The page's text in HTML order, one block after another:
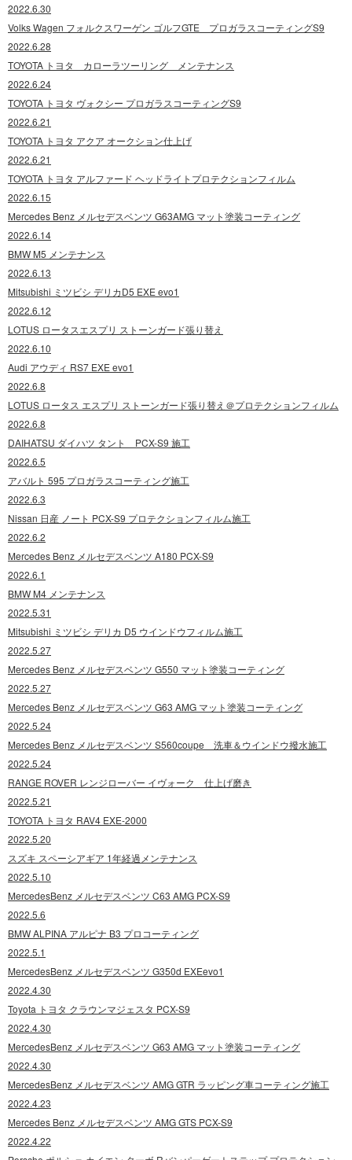
2022.6.30
Volks Wagen フォルクスワーゲン ゴルフGTE プロガラスコーティングS9
2022.6.28
TOYOTA トヨタ カローラツーリング メンテナンス
2022.6.24
TOYOTA トヨタ ヴォクシー プロガラスコーティングS9
2022.6.21
TOYOTA トヨタ アクア オークション仕上げ
2022.6.21
TOYOTA トヨタ アルファード ヘッドライトプロテクションフィルム
2022.6.15
Mercedes Benz メルセデスベンツ G63AMG マット塗装コーティング
2022.6.14
BMW M5 メンテナンス
2022.6.13
Mitsubishi ミツビシ デリカD5 EXE evo1
2022.6.12
LOTUS ロータスエスプリ ストーンガード張り替え
2022.6.10
Audi アウディ RS7 EXE evo1
2022.6.8
LOTUS ロータス エスプリ ストーンガード張り替え＠プロテクションフィルム
2022.6.8
DAIHATSU ダイハツ タント PCX-S9 施工
2022.6.5
アバルト 595 プロガラスコーティング施工
2022.6.3
Nissan 日産 ノート PCX-S9 プロテクションフィルム施工
2022.6.2
Mercedes Benz メルセデスベンツ A180 PCX-S9
2022.6.1
BMW M4 メンテナンス
2022.5.31
Mitsubishi ミツビシ デリカ D5 ウインドウフィルム施工
2022.5.27
Mercedes Benz メルセデスベンツ G550 マット塗装コーティング
2022.5.27
Mercedes Benz メルセデスベンツ G63 AMG マット塗装コーティング
2022.5.24
Mercedes Benz メルセデスベンツ S560coupe 洗車＆ウインドウ撥水施工
2022.5.24
RANGE ROVER レンジローバー イヴォーク 仕上げ磨き
2022.5.21
TOYOTA トヨタ RAV4 EXE-2000
2022.5.20
スズキ スペーシアギア 1年経過メンテナンス
2022.5.10
MercedesBenz メルセデスベンツ C63 AMG PCX-S9
2022.5.6
BMW ALPINA アルピナ B3 プロコーティング
2022.5.1
MercedesBenz メルセデスベンツ G350d EXEevo1
2022.4.30
Toyota トヨタ クラウンマジェスタ PCX-S9
2022.4.30
MercedesBenz メルセデスベンツ G63 AMG マット塗装コーティング
2022.4.30
MercedesBenz メルセデスベンツ AMG GTR ラッピング車コーティング施工
2022.4.23
Mercedes Benz メルセデスベンツ AMG GTS PCX-S9
2022.4.22